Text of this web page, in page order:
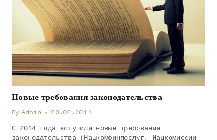
Новые требования законодательства
By Admin 20.02.2014
С 2014 года вступили новые требования
законодательства (Нацкомфинпослуг, Нацкомиссии